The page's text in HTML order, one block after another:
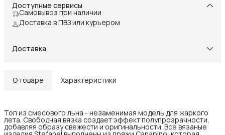
Доступные сервисы
Самовывоз при наличии
Доставка в ПВЗ или курьером
Доставка
О товаре Характеристики
Топ из смесового льна - незаменимая модель для жаркого
лета. Свободная вязка создает эффект полупрозрачности,
добавляя образу свежести и оригинальности. Все вязаные